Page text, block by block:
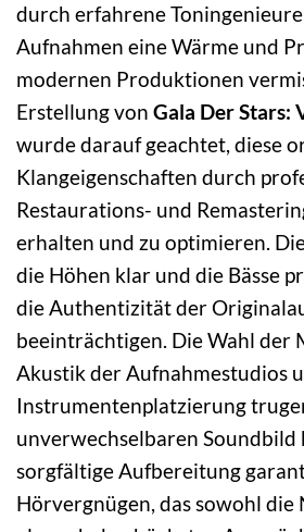
durch erfahrene
Aufnahmen eine Wärme und
modernen Produktionen
Erstellung von Gala Der Stars:
wurde darauf geachtet, diese
Klangeigenschaften durch
Restaurations- und
erhalten und zu optimieren.
die Höhen klar und die Bässe
die Authentizität der
beeinträchtigen. Die Wahl der
Akustik der Aufnahmestudios
Instrumentenplatzierung
unverwechselbaren Soundbild
sorgfältige Aufbereitung
Hörvergnügen, das sowohl die